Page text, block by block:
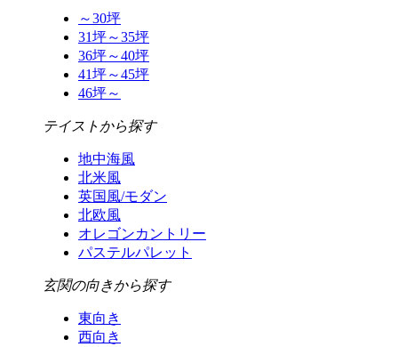
～30坪
31坪～35坪
36坪～40坪
41坪～45坪
46坪～
テイストから探す
地中海風
北米風
英国風/モダン
北欧風
オレゴンカントリー
パステルパレット
玄関の向きから探す
東向き
西向き